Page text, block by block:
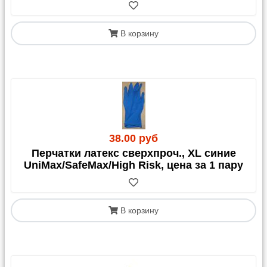
Газель:от 1 700,00 руб. в пределах МКАД
(окончательная цена зависит от объема груза).
Выезд за МКАД:40,00 руб./км от МКАД.
Выгрузка: 300,00 руб.
Подъем на этаж: 300,00 руб./этаж за каждые 20
2. Доставка через
транспортные компании (ТК)
Мы доставляем ваш заказ до терминала
выбранной ТК в Москве. Далее вы оплачиваете
В корзину
38.00 руб
Перчатки латекс сверхпроч., XL синие
UniMax/SafeMax/High Risk, цена за 1 пару
В корзину